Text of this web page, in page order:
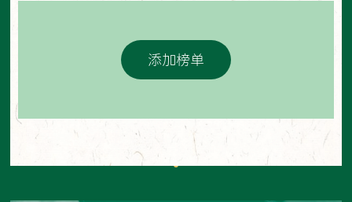
添加榜单